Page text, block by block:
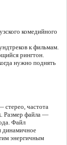
комедийного
к фильмам.
рингтон.
нужно поднять
частота
Размер файла —
Файл
динамичное
энергичным